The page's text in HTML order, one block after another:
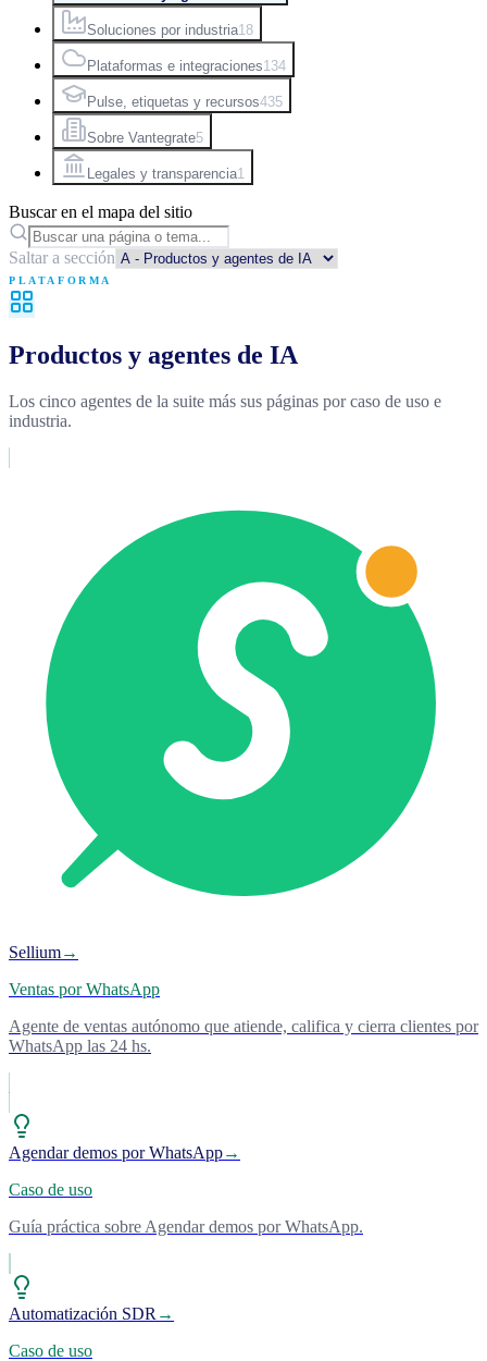
Soluciones por industria18
Plataformas e integraciones134
Pulse, etiquetas y recursos435
Sobre Vantegrate5
Legales y transparencia1
Buscar en el mapa del sitio
Saltar a sección
PLATAFORMA
Productos y agentes de IA
Los cinco agentes de la suite más sus páginas por caso de uso e
industria.
Sellium→
Ventas por WhatsApp
Agente de ventas autónomo que atiende, califica y cierra clientes por
WhatsApp las 24 hs.
Agendar demos por WhatsApp→
Caso de uso
Guía práctica sobre Agendar demos por WhatsApp.
Automatización SDR →
Caso de uso